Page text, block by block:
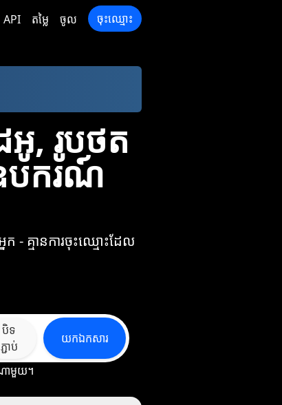
API តម្លៃ ចូល ចុះឈ្មោះ
, រូបថត
បករណ៍
គ្មានការចុះឈ្មោះដែល
បិទ
ភ្ជាប់
យក​ឯកសារ
ាមួយ។